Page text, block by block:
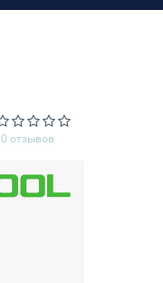
0 отзывов